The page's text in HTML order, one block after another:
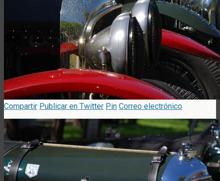
Compartir Publicar en Twitter Pin Correo electrónico